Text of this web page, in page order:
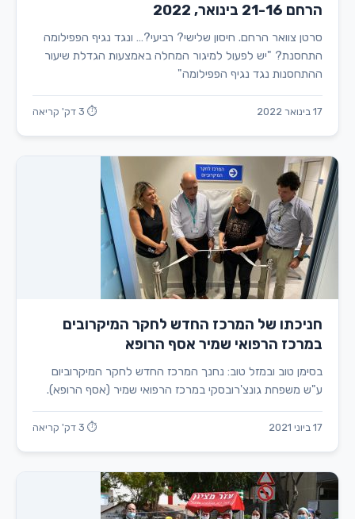
הרחם 21-16 בינואר, 2022
סרטן צוואר הרחם. חיסון שלישי? רביעי?… ונגד נגיף הפפילומה
התחסנת? "יש לפעול למיגור המחלה באמצעות הגדלת שיעור
ההתחסנות נגד נגיף הפפילומה"
17 בינואר 2022 ⏱ 3 דק' קריאה
חניכתו של המרכז החדש לחקר המיקרובים
במרכז הרפואי שמיר אסף הרופא
בסימן טוב ובמזל טוב: נחנך המרכז החדש לחקר המיקרוביום
ע"ש משפחת גונצ'רובסקי במרכז הרפואי שמיר (אסף הרופא).
17 ביוני 2021 ⏱ 3 דק' קריאה